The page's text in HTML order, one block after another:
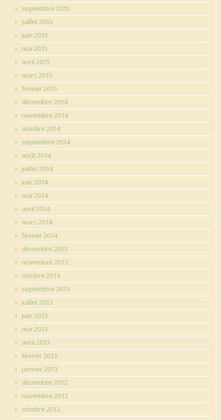
septembre 2015
juillet 2015
juin 2015
mai 2015
avril 2015
mars 2015
février 2015
décembre 2014
novembre 2014
octobre 2014
septembre 2014
août 2014
juillet 2014
juin 2014
mai 2014
avril 2014
mars 2014
février 2014
décembre 2013
novembre 2013
octobre 2013
septembre 2013
juillet 2013
juin 2013
mai 2013
avril 2013
février 2013
janvier 2013
décembre 2012
novembre 2012
octobre 2012